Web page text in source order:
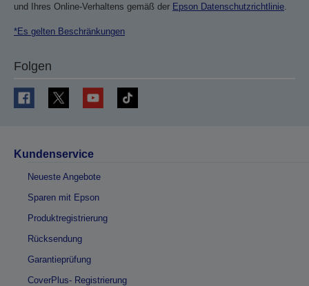
und Ihres Online-Verhaltens gemäß der Epson Datenschutzrichtlinie
*Es gelten Beschränkungen
Folgen
Kundenservice
Neueste Angebote
Sparen mit Epson
Produktregistrierung
Rücksendung
Garantieprüfung
CoverPlus- Registrierung